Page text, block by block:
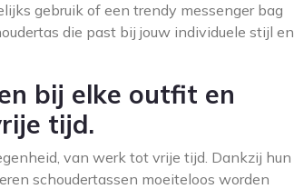
gebruik of een trendy messenger bag
die past bij jouw individuele stijl en
bij elke outfit en
tijd.
van werk tot vrije tijd. Dankzij hun
schoudertassen moeiteloos worden